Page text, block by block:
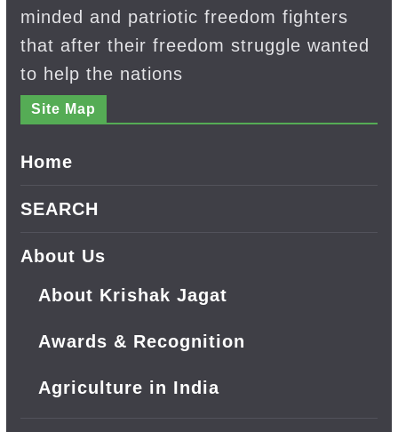
minded and patriotic freedom fighters
that after their freedom struggle wanted
to help the nations
Site Map
Home
SEARCH
About Us
About Krishak Jagat
Awards & Recognition
Agriculture in India